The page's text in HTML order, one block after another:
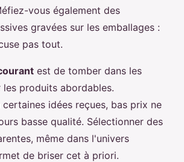
vous également des
gravées sur les emballages :
pas tout.
est de tomber dans les
les produits abordables.
idées reçues, bas prix ne
basse qualité. Sélectionner des
même dans l'univers
de briser cet à priori.